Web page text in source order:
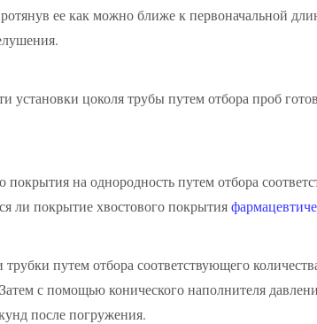
ее как можно ближе к первоначальной
установки цоколя трубы путем отбора проб
покрытия на однородность путем отбора
ли покрытие хвостового покрытия
трубки путем отбора соответствующего
с помощью конического наполнителя
после погружения.